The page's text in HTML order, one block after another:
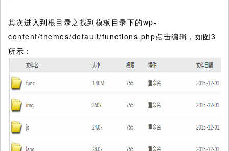
其次进入到根目录之找到模板目录下的wp-
content/themes/default/functions.php点击编辑，如图3
所示：